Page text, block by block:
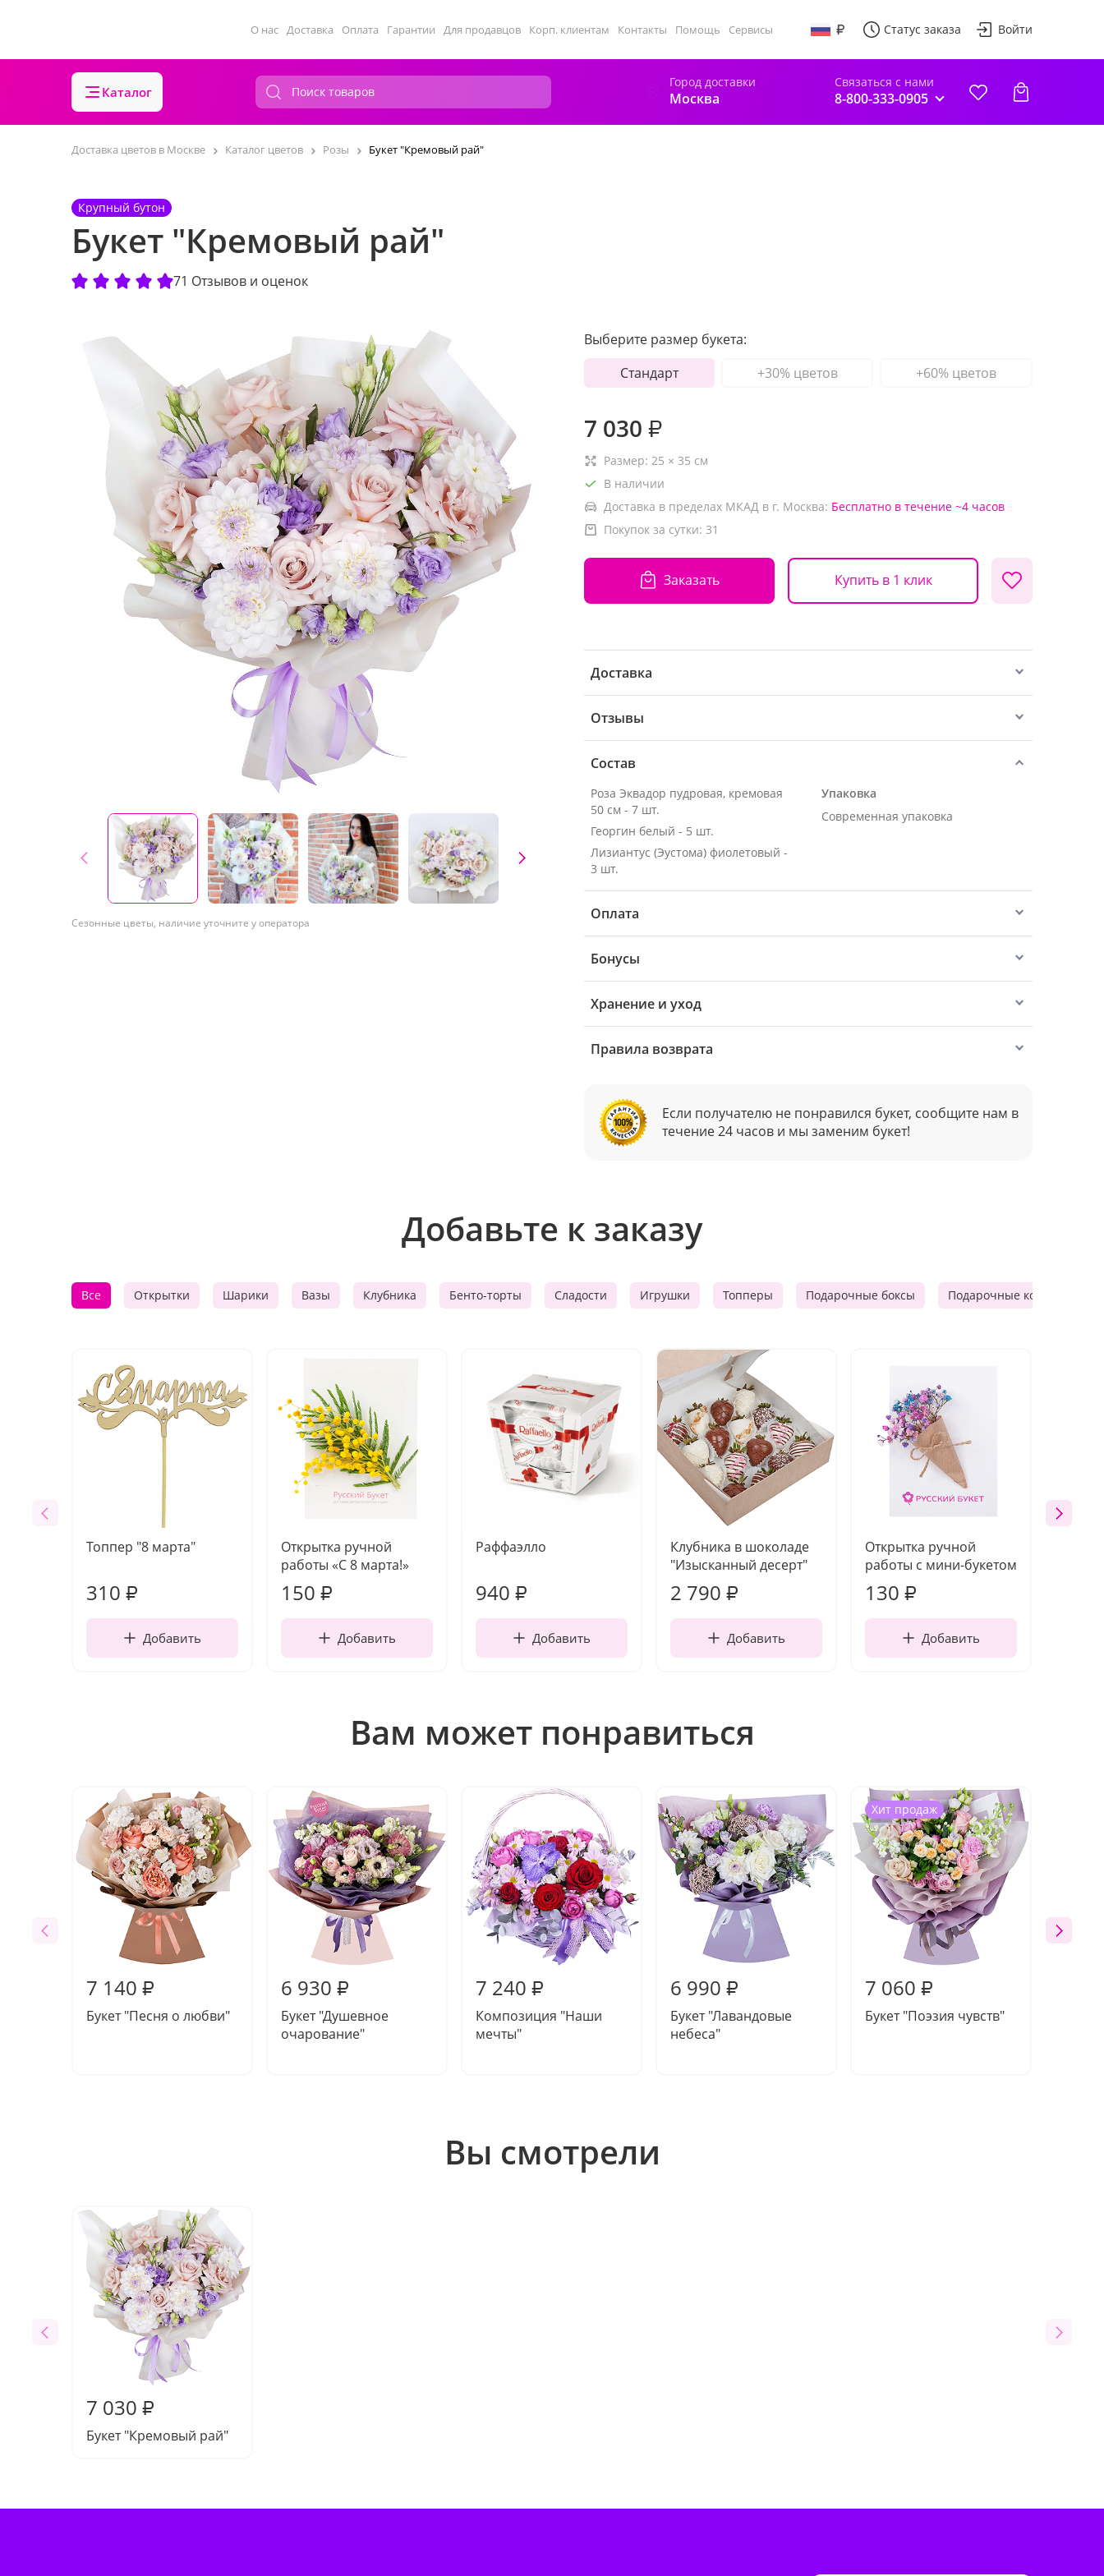
О нас Доставка Оплата Гарантии Для продавцов Корп. клиентам Контакты Помощь Сервисы Статус заказа Войти
Каталог
Город доставки
Москва
Связаться с нами
8-800-333-0905
Доставка цветов в Москве Каталог цветов Розы Букет "Кремовый рай"
Крупный бутон
Букет "Кремовый рай"
71 Отзывов и оценок
Сезонные цветы, наличие уточните у оператора
Выберите размер букета:
Стандарт
+30% цветов +60% цветов
7 030 ₽
Размер: 25 × 35 см
В наличии
Доставка в пределах МКАД в г. Москва: Бесплатно в течение ~4 часов
Покупок за сутки: 31
Заказать Купить в 1 клик
Доставка
Отзывы
Состав
Роза Эквадор пудровая, кремовая
50 см - 7 шт.
Георгин белый - 5 шт.
Лизиантус (Эустома) фиолетовый -
3 шт.
Упаковка
Современная упаковка
Оплата
Бонусы
Хранение и уход
Правила возврата
Если получателю не понравился букет, сообщите нам в
течение 24 часов и мы заменим букет!
Добавьте к заказу
Все Открытки Шарики Вазы Клубника Бенто-торты Сладости Игрушки Топперы Подарочные боксы Подарочные корзины
Топпер "8 марта"
310 ₽
Добавить
Открытка ручной
работы «С 8 марта!»
150 ₽
Добавить
Раффаэлло
940 ₽
Добавить
Клубника в шоколаде
"Изысканный десерт"
2 790 ₽
Добавить
Открытка ручной
работы с мини-букетом
130 ₽
Добавить
Вам может понравиться
7 140 ₽
Букет "Песня о любви"
6 930 ₽
Букет "Душевное
очарование"
7 240 ₽
Композиция "Наши
мечты"
6 990 ₽
Букет "Лавандовые
небеса"
Хит продаж
7 060 ₽
Букет "Поэзия чувств"
Вы смотрели
7 030 ₽
Букет "Кремовый рай"